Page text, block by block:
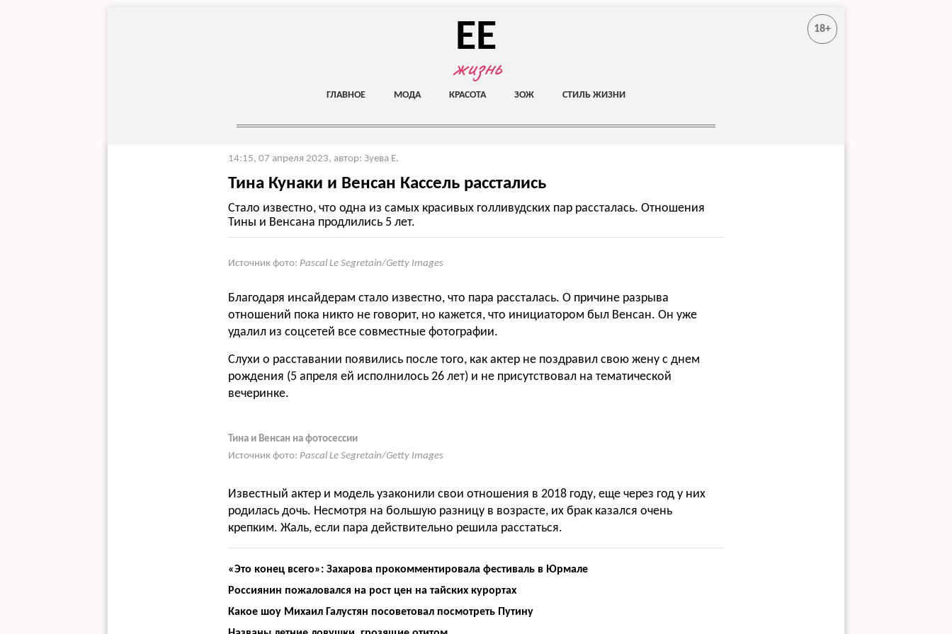
EE
жизнь
18+
ГЛАВНОЕ МОДА КРАСОТА ЗОЖ СТИЛЬ ЖИЗНИ
14:15, 07 апреля 2023, автор: Зуева Е.
Тина Кунаки и Венсан Кассель расстались
Стало известно, что одна из самых красивых голливудских пар рассталась. Отношения
Тины и Венсана продлились 5 лет.
Источник фото: Pascal Le Segretain/Getty Images
Благодаря инсайдерам стало известно, что пара рассталась. О причине разрыва
отношений пока никто не говорит, но кажется, что инициатором был Венсан. Он уже
удалил из соцсетей все совместные фотографии.
Слухи о расставании появились после того, как актер не поздравил свою жену с днем
рождения (5 апреля ей исполнилось 26 лет) и не присутствовал на тематической
вечеринке.
Тина и Венсан на фотосессии
Источник фото: Pascal Le Segretain/Getty Images
Известный актер и модель узаконили свои отношения в 2018 году, еще через год у них
родилась дочь. Несмотря на большую разницу в возрасте, их брак казался очень
крепким. Жаль, если пара действительно решила расстаться.
«Это конец всего»: Захарова прокомментировала фестиваль в Юрмале
Россиянин пожаловался на рост цен на тайских курортах
Какое шоу Михаил Галустян посоветовал посмотреть Путину